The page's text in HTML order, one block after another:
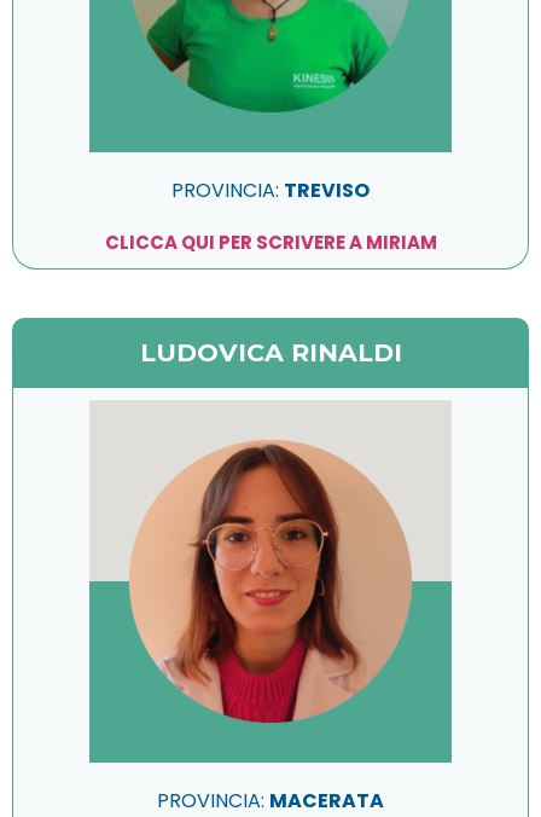
PROVINCIA: TREVISO
CLICCA QUI PER SCRIVERE A MIRIAM
LUDOVICA RINALDI
PROVINCIA: MACERATA